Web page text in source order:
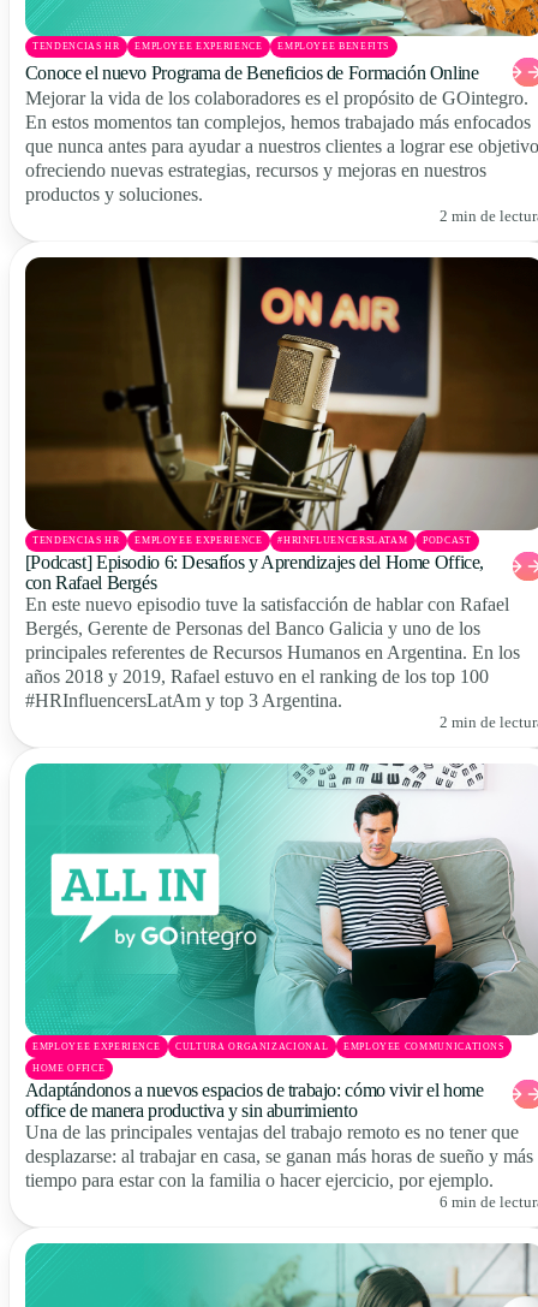
TENDENCIAS HR EMPLOYEE EXPERIENCE EMPLOYEE BENEFITS
Conoce el nuevo Programa de Beneficios de Formación Online
Mejorar la vida de los colaboradores es el propósito de GOintegro.
En estos momentos tan complejos, hemos trabajado más enfocados
que nunca antes para ayudar a nuestros clientes a lograr ese
ofreciendo nuevas estrategias, recursos y mejoras en nuestros
productos y soluciones.
2 min de
TENDENCIAS HR EMPLOYEE EXPERIENCE #HRINFLUENCERSLATAM PODCAST
[Podcast] Episodio 6: Desafíos y Aprendizajes del Home Office,
con Rafael Bergés
En este nuevo episodio tuve la satisfacción de hablar con Rafael
Bergés, Gerente de Personas del Banco Galicia y uno de los
principales referentes de Recursos Humanos en Argentina. En los
años 2018 y 2019, Rafael estuvo en el ranking de los top 100
#HRInfluencersLatAm y top 3 Argentina.
2 min de
EMPLOYEE EXPERIENCE CULTURA ORGANIZACIONAL EMPLOYEE COMMUNICATIONS
HOME OFFICE
Adaptándonos a nuevos espacios de trabajo: cómo vivir el home
office de manera productiva y sin aburrimiento
Una de las principales ventajas del trabajo remoto es no tener que
desplazarse: al trabajar en casa, se ganan más horas de sueño y más
tiempo para estar con la familia o hacer ejercicio, por ejemplo.
6 min de